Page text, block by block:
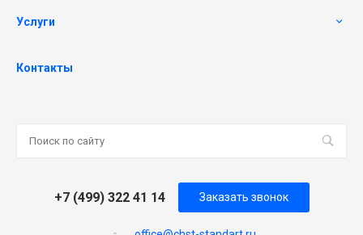
Услуги
Контакты
+7 (499) 322 41 14 Заказать звонок